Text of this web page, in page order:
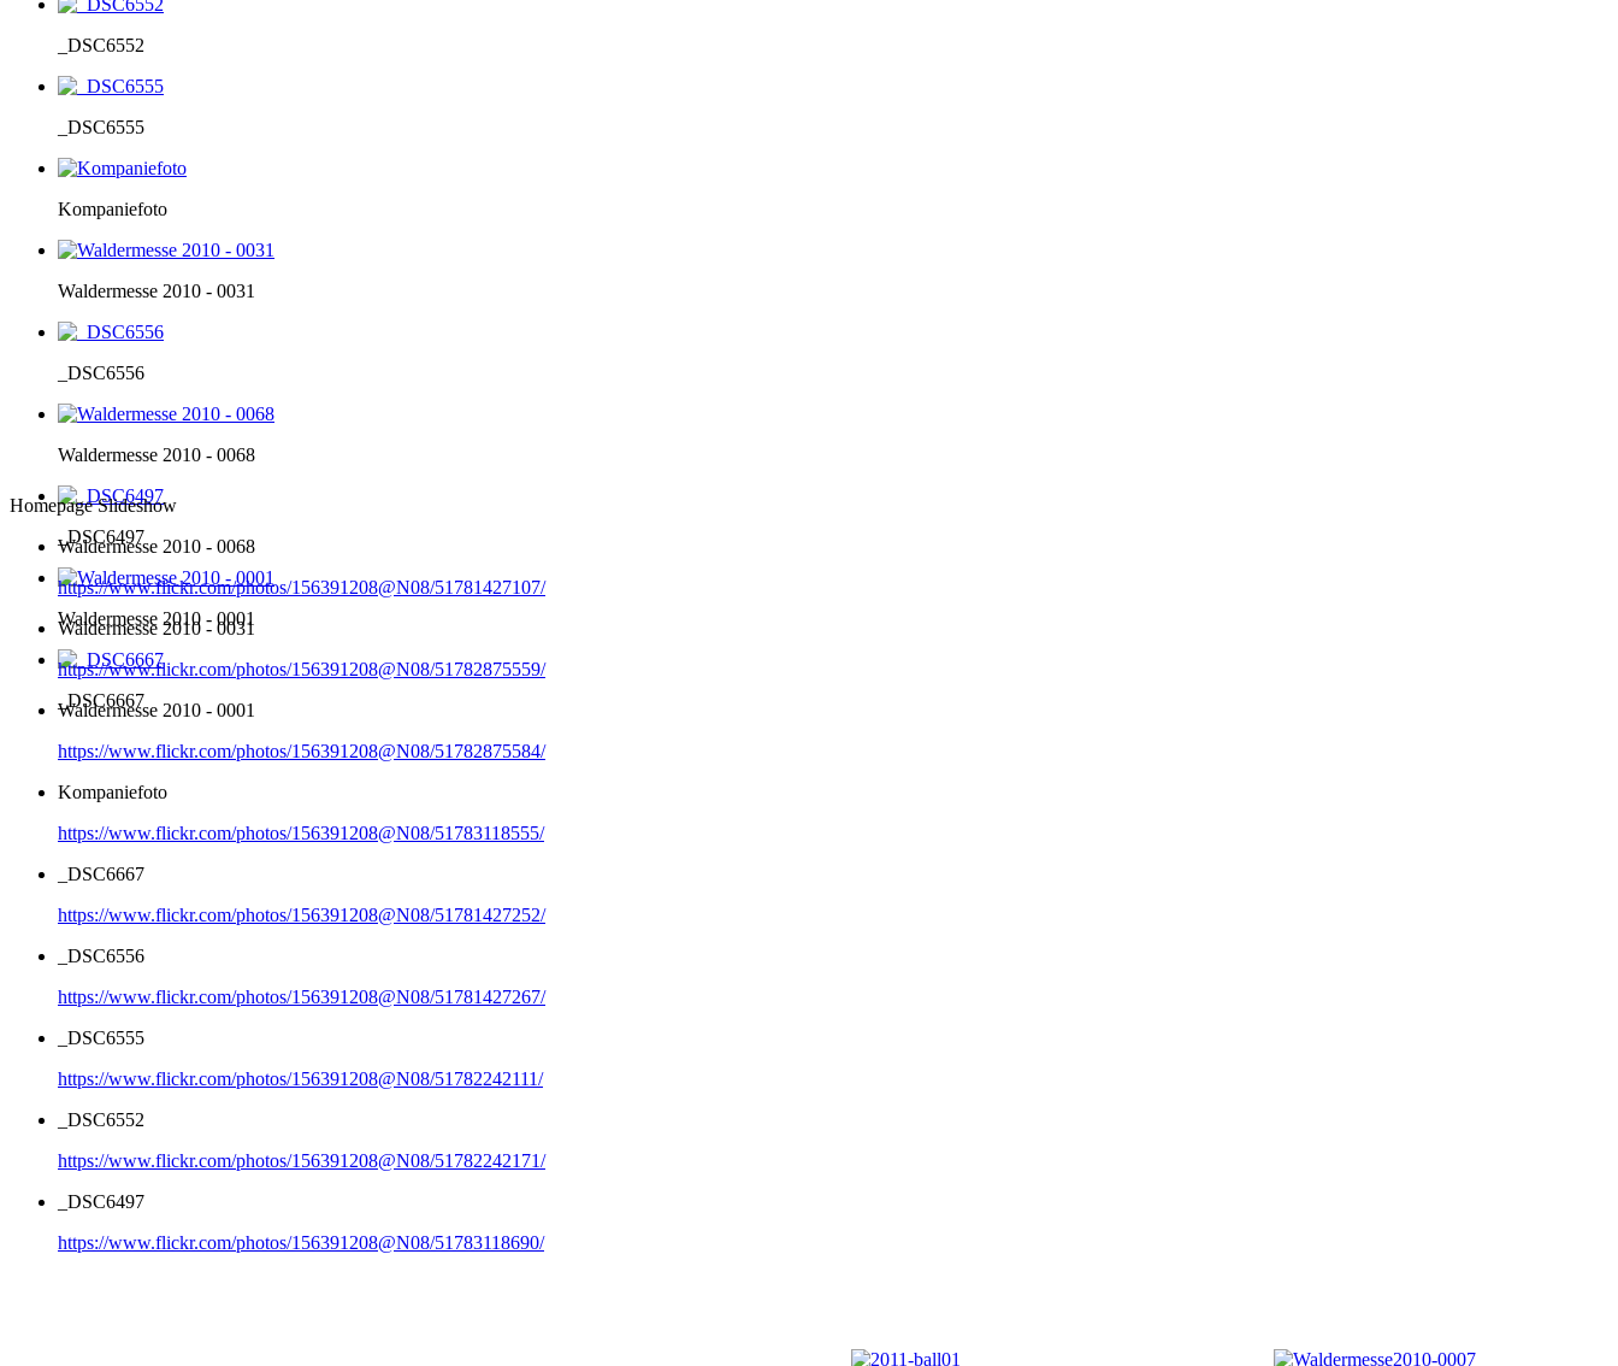
_DSC6552
_DSC6555
Kompaniefoto
Waldermesse 2010 - 0031
_DSC6556
Waldermesse 2010 - 0068
_DSC6497
Waldermesse 2010 - 0001
_DSC6667
Homepage Slideshow
Waldermesse 2010 - 0068
https://www.flickr.com/photos/156391208@N08/51781427107/
Waldermesse 2010 - 0031
https://www.flickr.com/photos/156391208@N08/51782875559/
Waldermesse 2010 - 0001
https://www.flickr.com/photos/156391208@N08/51782875584/
Kompaniefoto
https://www.flickr.com/photos/156391208@N08/51783118555/
_DSC6667
https://www.flickr.com/photos/156391208@N08/51781427252/
_DSC6556
https://www.flickr.com/photos/156391208@N08/51781427267/
_DSC6555
https://www.flickr.com/photos/156391208@N08/51782242111/
_DSC6552
https://www.flickr.com/photos/156391208@N08/51782242171/
_DSC6497
https://www.flickr.com/photos/156391208@N08/51783118690/